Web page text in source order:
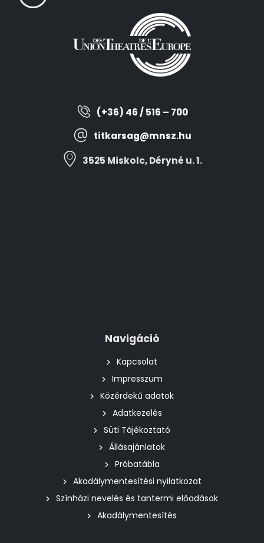
(+36) 46 / 516 – 700
titkarsag@mnsz.hu
3525 Miskolc, Déryné u. 1.
Navigáció
Kapcsolat
Impresszum
Közérdekű adatok
Adatkezelés
Süti Tájékoztató
Állásajánlatok
Próbatábla
Akadálymentesítési nyilatkozat
Színházi nevelés és tantermi előadások
Akadálymentesítés